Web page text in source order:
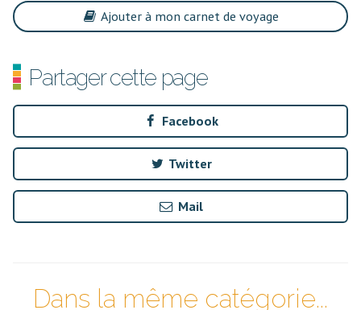
Ajouter à mon carnet de voyage
Partager cette page
Facebook
Twitter
Mail
Dans la même catégorie...